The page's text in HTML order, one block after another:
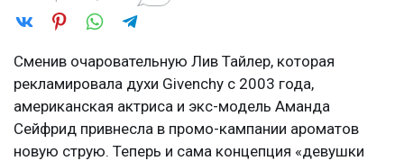
Сменив очаровательную Лив Тайлер, которая
рекламировала духи Givenchy с 2003 года,
американская актриса и экс-модель Аманда
Сейфрид привнесла в промо-кампании ароматов
новую струю. Теперь и сама концепция «девушки